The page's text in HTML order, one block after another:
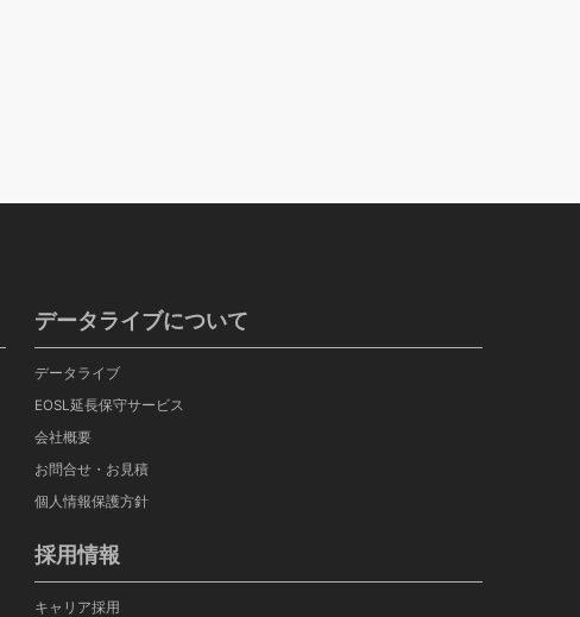
データライブについて
データライブ
EOSL延長保守サービス
会社概要
お問合せ・お見積
個人情報保護方針
採用情報
キャリア採用